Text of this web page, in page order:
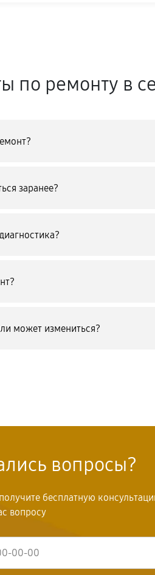
по ремонту в
заранее?
может измениться?
вопросы?
бесплатную
вопросу